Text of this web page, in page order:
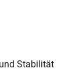
Stabilität